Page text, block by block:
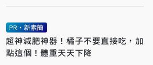
PR・新素簡
超神減肥神器！橘子不要直接吃，加
點這個！體重天天下降